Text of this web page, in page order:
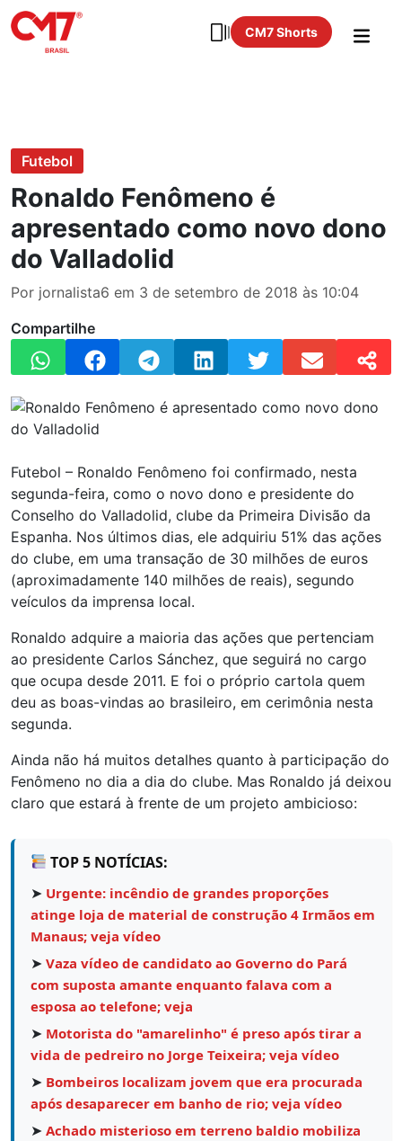
CM7 Shorts
Futebol
Ronaldo Fenômeno é
apresentado como novo dono
do Valladolid
Por jornalista6 em 3 de setembro de 2018 às 10:04
Compartilhe
Futebol – Ronaldo Fenômeno foi confirmado, nesta
segunda-feira, como o novo dono e presidente do
Conselho do Valladolid, clube da Primeira Divisão da
Espanha. Nos últimos dias, ele adquiriu 51% das ações
do clube, em uma transação de 30 milhões de euros
(aproximadamente 140 milhões de reais), segundo
veículos da imprensa local.
Ronaldo adquire a maioria das ações que pertenciam
ao presidente Carlos Sánchez, que seguirá no cargo
que ocupa desde 2011. E foi o próprio cartola quem
deu as boas-vindas ao brasileiro, em cerimônia nesta
segunda.
Ainda não há muitos detalhes quanto à participação do
Fenômeno no dia a dia do clube. Mas Ronaldo já deixou
claro que estará à frente de um projeto ambicioso:
TOP 5 NOTÍCIAS:
➤ Urgente: incêndio de grandes proporções
atinge loja de material de construção 4 Irmãos em
Manaus; veja vídeo
➤ Vaza vídeo de candidato ao Governo do Pará
com suposta amante enquanto falava com a
esposa ao telefone; veja
➤ Motorista do "amarelinho" é preso após tirar a
vida de pedreiro no Jorge Teixeira; veja vídeo
➤ Bombeiros localizam jovem que era procurada
após desaparecer em banho de rio; veja vídeo
➤ Achado misterioso em terreno baldio mobiliza